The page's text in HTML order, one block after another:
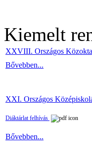
Kiemelt
XXVIII. Országos
Bővebben...
XXI. Országos
Diáktárlat felhívás
Bővebben...